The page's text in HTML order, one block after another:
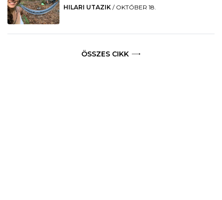
HILARI UTAZIK / OKTÓBER 18.
ÖSSZES CIKK